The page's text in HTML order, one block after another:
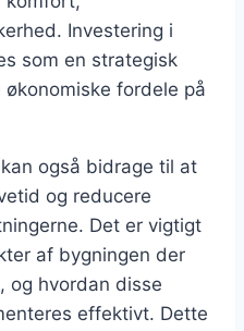
Investering i
som en strategisk
fordele på
også bidrage til at
og reducere
Det er vigtigt
af bygningen der
hvordan disse
effektivt. Dette